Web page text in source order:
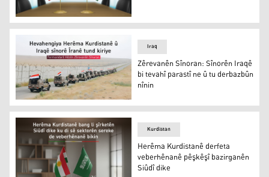
Erebistana Siûdî bo Îranê: Em êdî bêdeng namînin
Zêrevanên Sînoran: Sînorên Iraqê bi tevahî parastî ne
Iraq
Zêrevanên Sînoran: Sînorên Iraqê
bi tevahî parastî ne û tu derbazbûn
nînin
Kurdistan
Herêma Kurdistanê derfeta
veberhênanê pêşkêşî bazirganên
Siûdî dike